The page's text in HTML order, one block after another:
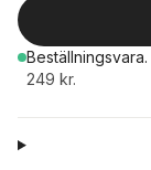
Beställningsvara.
249 kr.